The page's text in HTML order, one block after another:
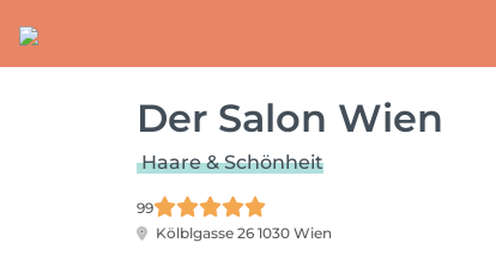
Der Salon Wien
Haare & Schönheit
99
Kölblgasse 26 1030 Wien